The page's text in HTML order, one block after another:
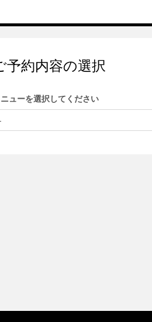
予約内容の選択
ューを選択してください
-